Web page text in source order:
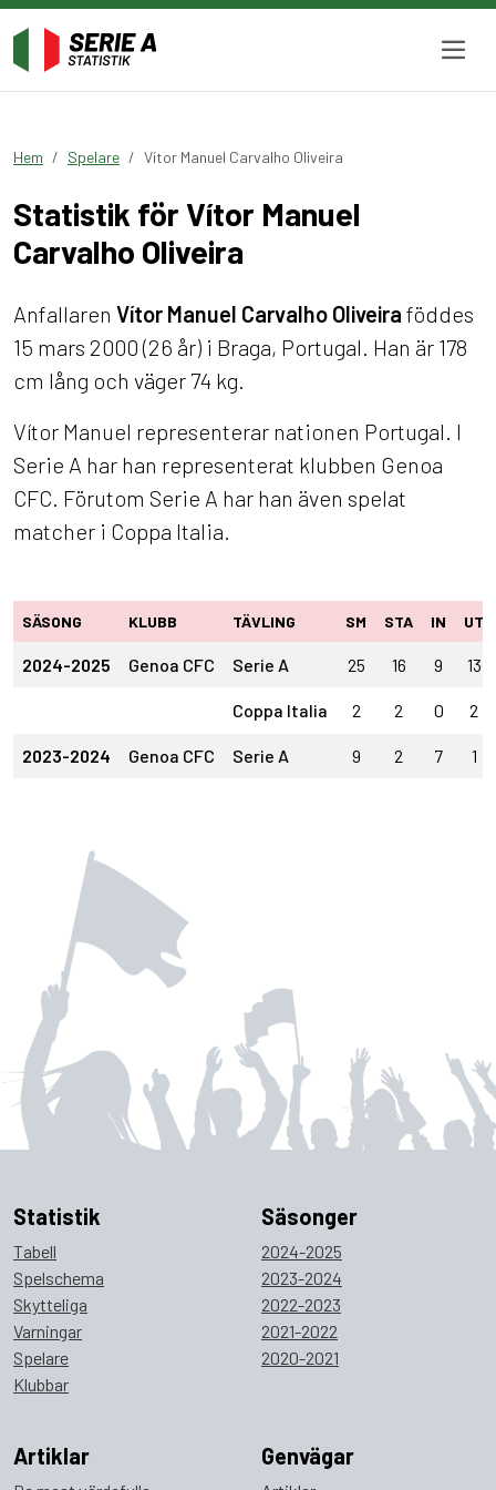
Hem Spelare Vítor Manuel Carvalho Oliveira
Statistik för Vítor Manuel
Carvalho Oliveira
Anfallaren Vítor Manuel Carvalho Oliveira föddes
15 mars 2000 (26 år) i Braga, Portugal. Han är 178
cm lång och väger 74 kg.
Vítor Manuel representerar nationen Portugal. I
Serie A har han representerat klubben Genoa
CFC. Förutom Serie A har han även spelat
matcher i Coppa Italia.
SÄSONG KLUBB TÄVLING SM STA IN UT
2024-2025 Genoa CFC Serie A 25 16 9 13
Coppa Italia 2 2 0 2
2023-2024 Genoa CFC Serie A 9 2 7 1
Statistik
Tabell
Spelschema
Skytteliga
Varningar
Spelare
Klubbar
Säsonger
2024-2025
2023-2024
2022-2023
2021-2022
2020-2021
Artiklar Genvägar